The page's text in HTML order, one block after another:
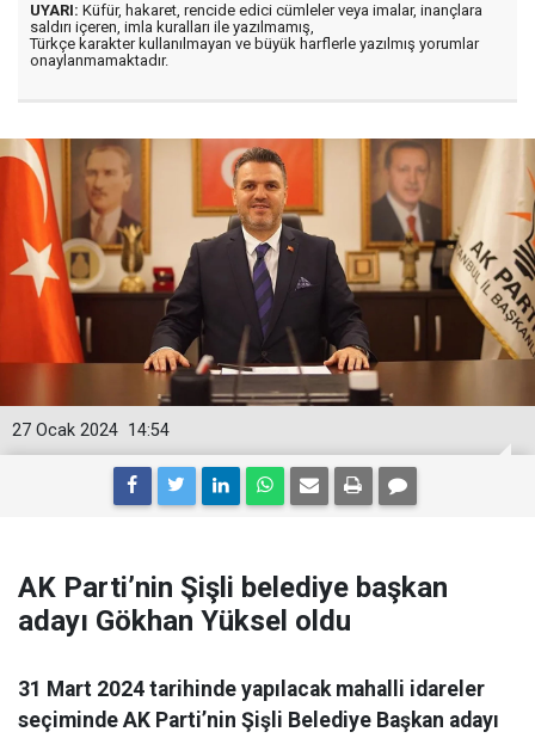
UYARI: Küfür, hakaret, rencide edici cümleler veya imalar, inançlara
saldırı içeren, imla kuralları ile yazılmamış,
Türkçe karakter kullanılmayan ve büyük harflerle yazılmış yorumlar
onaylanmamaktadır.
14:54
27 Ocak 2024
AK Parti’nin Şişli belediye başkan
adayı Gökhan Yüksel oldu
31 Mart 2024 tarihinde yapılacak mahalli idareler
seçiminde AK Parti’nin Şişli Belediye Başkan adayı